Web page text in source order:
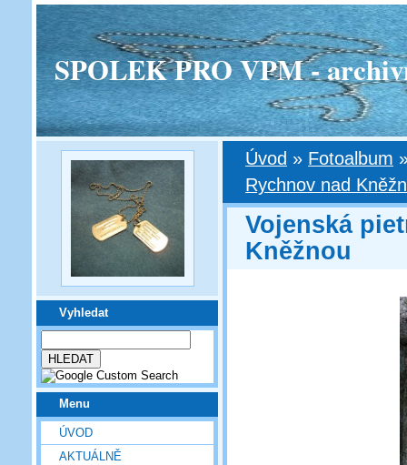
SPOLEK PRO VPM -
Vyhledat
Menu
ÚVOD
AKTUÁLNĚ
Úvod » Fotoalbum
Rychnov nad
Vojenská
Kněžnou